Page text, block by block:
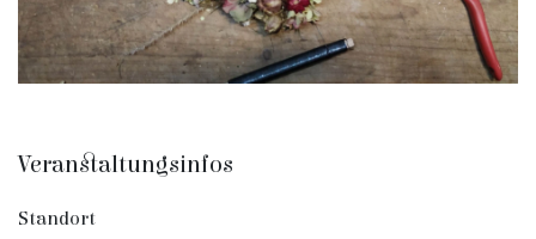
Veranstaltungsinfos
Standort